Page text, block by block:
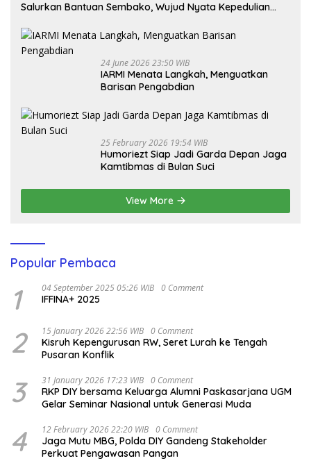
Salurkan Bantuan Sembako, Wujud Nyata Kepedulian
24 June 2026 23:50 WIB
IARMI Menata Langkah, Menguatkan
Barisan Pengabdian
25 February 2026 19:54 WIB
Humoriezt Siap Jadi Garda Depan Jaga
Kamtibmas di Bulan Suci
View More
Popular Pembaca
1 04 September 2025 05:26 WIB 0 Comment
IFFINA+ 2025
2 15 January 2026 22:56 WIB 0 Comment
Kisruh Kepengurusan RW, Seret Lurah ke Tengah
Pusaran Konflik
3 31 January 2026 17:23 WIB 0 Comment
RKP DIY bersama Keluarga Alumni Paskasarjana UGM
Gelar Seminar Nasional untuk Generasi Muda
4 12 February 2026 22:20 WIB 0 Comment
Jaga Mutu MBG, Polda DIY Gandeng Stakeholder
Perkuat Pengawasan Pangan